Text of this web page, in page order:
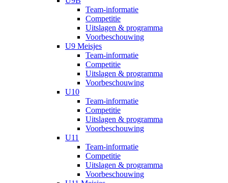
Team-informatie
Competitie
Uitslagen & programma
Voorbeschouwing
U9 Meisjes
Team-informatie
Competitie
Uitslagen & programma
Voorbeschouwing
U10
Team-informatie
Competitie
Uitslagen & programma
Voorbeschouwing
U11
Team-informatie
Competitie
Uitslagen & programma
Voorbeschouwing